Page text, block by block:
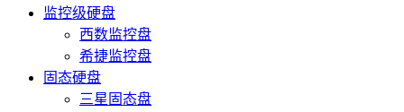
监控级硬盘
西数监控盘
希捷监控盘
固态硬盘
三星固态盘